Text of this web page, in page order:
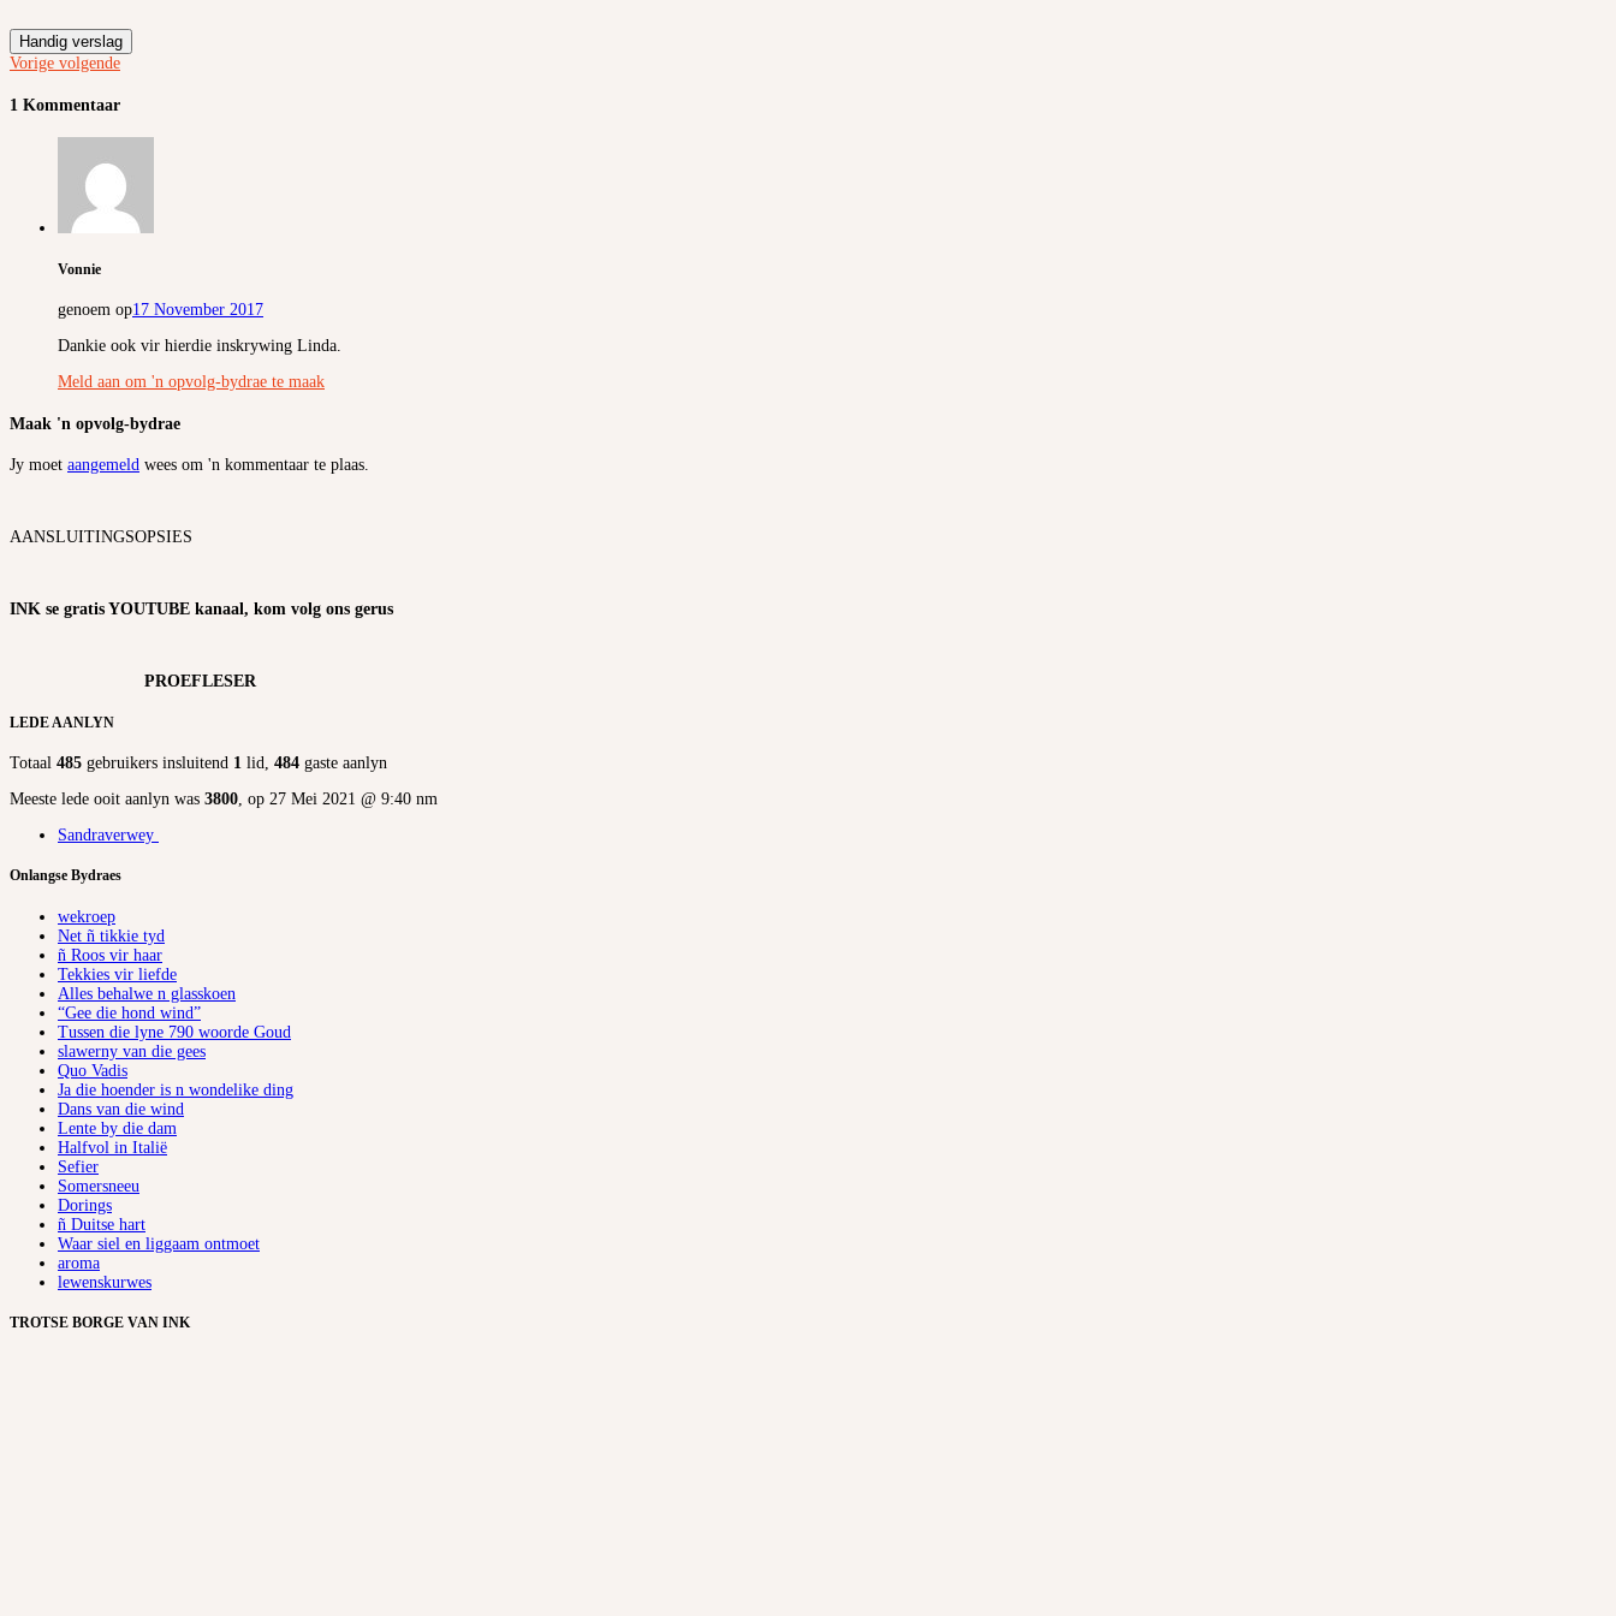
Handig verslag
Vorige volgende
1 Kommentaar
Vonnie
genoem op17 November 2017
Dankie ook vir hierdie inskrywing Linda.
Meld aan om 'n opvolg-bydrae te maak
Maak 'n opvolg-bydrae
Jy moet aangemeld wees om 'n kommentaar te plaas.
AANSLUITINGSOPSIES
INK se gratis YOUTUBE kanaal, kom volg ons gerus
PROEFLESER
LEDE AANLYN
Totaal 485 gebruikers insluitend 1 lid, 484 gaste aanlyn
Meeste lede ooit aanlyn was 3800, op 27 Mei 2021 @ 9:40 nm
Sandraverwey
Onlangse Bydraes
wekroep
Net ñ tikkie tyd
ñ Roos vir haar
Tekkies vir liefde
Alles behalwe n glasskoen
“Gee die hond wind”
Tussen die lyne 790 woorde Goud
slawerny van die gees
Quo Vadis
Ja die hoender is n wondelike ding
Dans van die wind
Lente by die dam
Halfvol in Italië
Sefier
Somersneeu
Dorings
ñ Duitse hart
Waar siel en liggaam ontmoet
aroma
lewenskurwes
TROTSE BORGE VAN INK